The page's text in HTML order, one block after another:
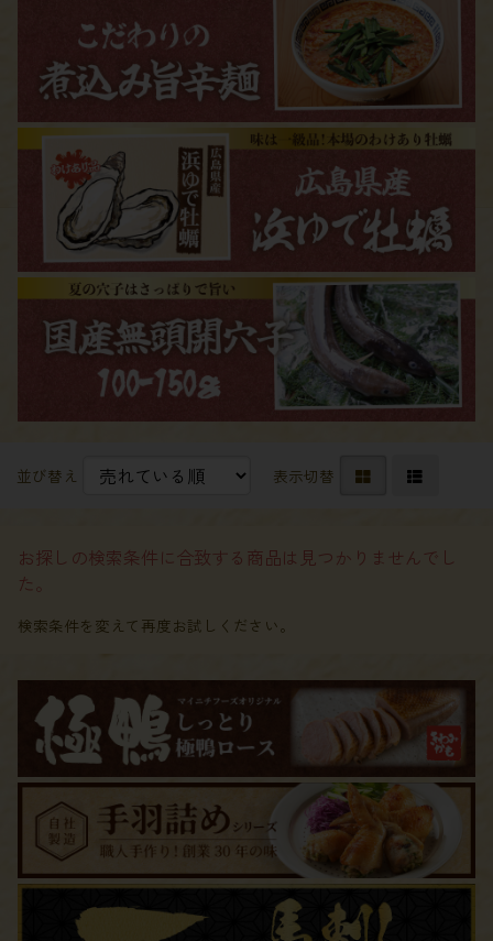
並び替え 表示切替
お探しの検索条件に合致する商品は見つかりませんでし
た。